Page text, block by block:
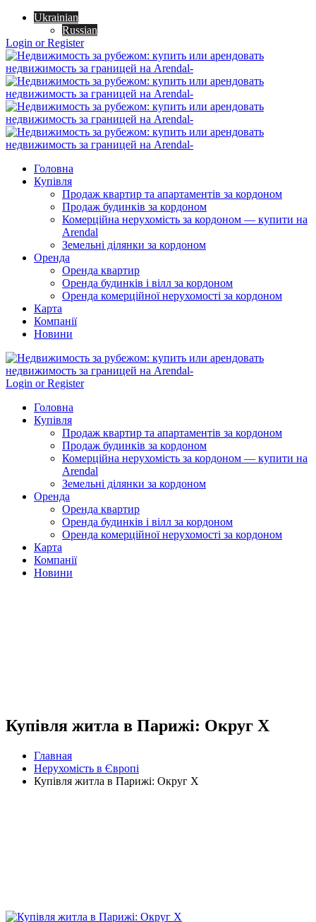
Ukrainian
Russian
Login or Register
Головна
Купівля
Продаж квартир та апартаментів за кордоном
Продаж будинків за кордоном
Комерційна нерухомість за кордоном — купити на
Arendal
Земельні ділянки за кордоном
Оренда
Оренда квартир
Оренда будинків і вілл за кордоном
Оренда комерційної нерухомості за кордоном
Карта
Компанії
Новини
Login or Register
Головна
Купівля
Продаж квартир та апартаментів за кордоном
Продаж будинків за кордоном
Комерційна нерухомість за кордоном — купити на
Arendal
Земельні ділянки за кордоном
Оренда
Оренда квартир
Оренда будинків і вілл за кордоном
Оренда комерційної нерухомості за кордоном
Карта
Компанії
Новини
Купівля житла в Парижі: Округ X
Главная
Нерухомість в Європі
Купівля житла в Парижі: Округ X